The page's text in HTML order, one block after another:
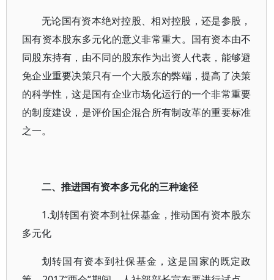
无论国有资本绝对控股、相对控股，还是参股，
国有资本股东多元化的意义非常重大。国有资本由不
同股东持有，由不同的股东作为出资人代表，能够避
免企业重要决策只有一个大股东的弊端，提高了决策
的科学性，这是国有企业市场化运行的一个非常重要
的制度建设，是评价国企混合所有制改革的重要标准
之一。
二、推进国有资本多元化的三种途径
1.划转国有资本到社保基金，推动国有资本股东
多元化
划转国有资本到社保基金，这是国家的既定政